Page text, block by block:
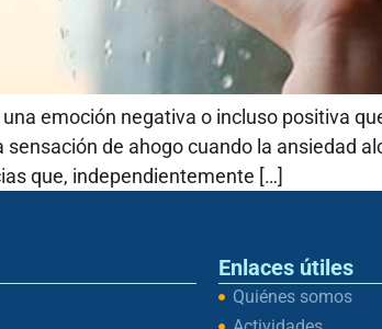
emoción negativa o incluso positiva
de ahogo cuando la ansiedad
que, independientemente […]
Enlaces útiles
Quiénes somos